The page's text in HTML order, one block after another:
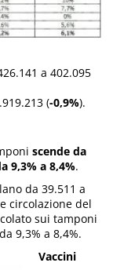
a 402.095
(-0,9%).
scende da
9,3% a 8,4%.
da 39.511 a
circolazione del
sui tamponi
9,3% a 8,4%.
Vaccini